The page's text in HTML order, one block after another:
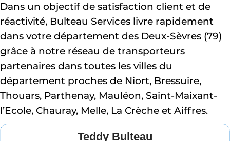
Dans un objectif de satisfaction client et de
réactivité, Bulteau Services livre rapidement
grâce à notre réseau de transporteurs
partenaires dans toutes les villes du
département proches de Niort, Bressuire,
Thouars, Parthenay, Mauléon, Saint-Maixant-
l’Ecole, Chauray, Melle, La Crèche et Aiffres.
Teddy Bulteau